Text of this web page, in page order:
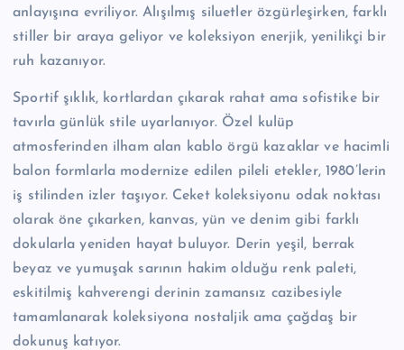
anlayışına evriliyor. Alışılmış siluetler özgürleşirken, farklı
stiller bir araya geliyor ve koleksiyon enerjik, yenilikçi bir
ruh kazanıyor.
Sportif şıklık, kortlardan çıkarak rahat ama sofistike bir
tavırla günlük stile uyarlanıyor. Özel kulüp
atmosferinden ilham alan kablo örgü kazaklar ve hacimli
balon formlarla modernize edilen pileli etekler, 1980’lerin
iş stilinden izler taşıyor. Ceket koleksiyonu odak noktası
olarak öne çıkarken, kanvas, yün ve denim gibi farklı
dokularla yeniden hayat buluyor. Derin yeşil, berrak
beyaz ve yumuşak sarının hakim olduğu renk paleti,
eskitilmiş kahverengi derinin zamansız cazibesiyle
tamamlanarak koleksiyona nostaljik ama çağdaş bir
dokunuş katıyor.